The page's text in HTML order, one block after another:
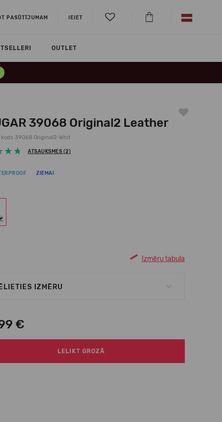
PASŪTĪJUMAM IEIET
OUTLET
39068 Original2 Leather
kods 39068 Original2-Whit
ATSAUKSMES (2)
ZIEMAI
Izmēru tabula
IZMĒRU
€
LELIKT GROZĀ